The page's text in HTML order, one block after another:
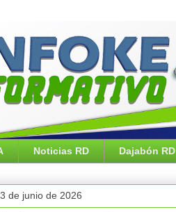
Noticias RD Dajabón RD
de junio de 2026